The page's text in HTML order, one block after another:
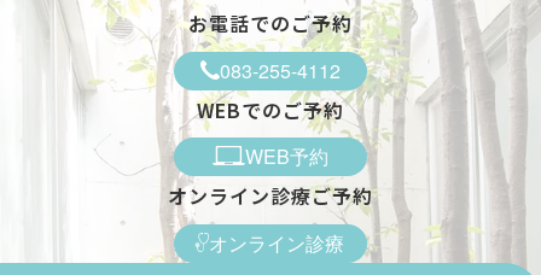
お電話でのご予約
083-255-4112
WEBでのご予約
WEB予約
オンライン診療ご予約
オンライン診療